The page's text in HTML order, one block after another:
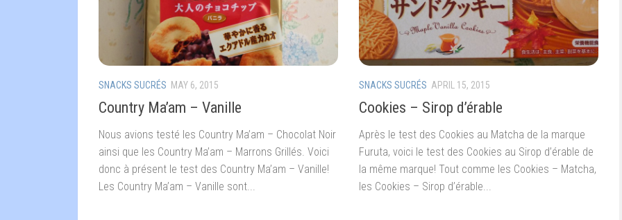
SNACKS SUCRÉS MAY 6, 2015
Country Ma’am – Vanille
Nous avions testé les Country Ma’am – Chocolat Noir
ainsi que les Country Ma’am – Marrons Grillés. Voici
donc à présent le test des Country Ma’am – Vanille!
Les Country Ma’am – Vanille sont...
SNACKS SUCRÉS APRIL 15, 2015
Cookies – Sirop d’érable
Après le test des Cookies au Matcha de la marque
Furuta, voici le test des Cookies au Sirop d’érable de
la même marque! Tout comme les Cookies – Matcha,
les Cookies – Sirop d’érable...